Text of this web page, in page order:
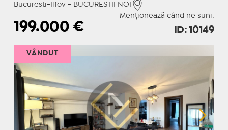
Bucuresti-Ilfov - BUCURESTII NOI
Menționează când ne suni:
199.000 € ID: 10149
VÂNDUT